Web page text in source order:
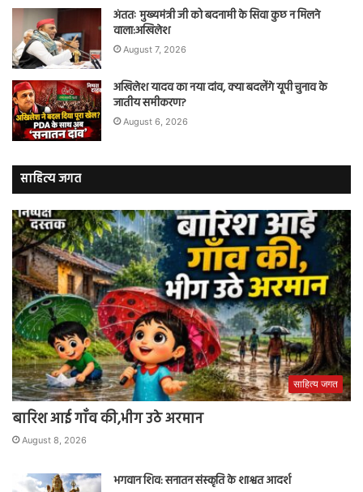
अंततः मुख्यमंत्री जी को बदनामी के सिवा कुछ न मिलने
वाला:अखिलेश
August 7, 2026
अखिलेश यादव का नया दांव, क्या बदलेंगे यूपी चुनाव के
जातीय समीकरण?
August 6, 2026
साहित्य जगत
साहित्य जगत
बारिश आई गाँव की,भीग उठे अरमान
August 8, 2026
भगवान शिव: सनातन संस्कृति के शाश्वत आदर्श